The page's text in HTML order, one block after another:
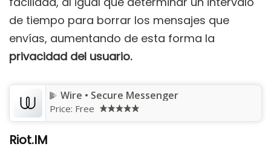
de tiempo para borrar los mensajes que
envías, aumentando de esta forma la
privacidad del usuario.
Wire • Secure Messenger
Price: Free
Riot.IM